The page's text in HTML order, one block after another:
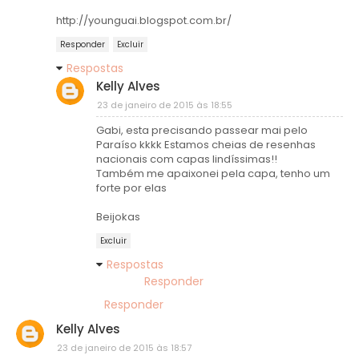
http://younguai.blogspot.com.br/
Responder Excluir
Respostas
Kelly Alves
23 de janeiro de 2015 às 18:55
Gabi, esta precisando passear mai pelo
Paraíso kkkk Estamos cheias de resenhas
nacionais com capas lindíssimas!!
Também me apaixonei pela capa, tenho um
forte por elas
Beijokas
Excluir
Respostas
Responder
Responder
Kelly Alves
23 de janeiro de 2015 às 18:57